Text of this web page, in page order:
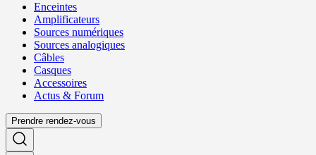
Enceintes
Amplificateurs
Sources numériques
Sources analogiques
Câbles
Casques
Accessoires
Actus & Forum
Prendre rendez-vous